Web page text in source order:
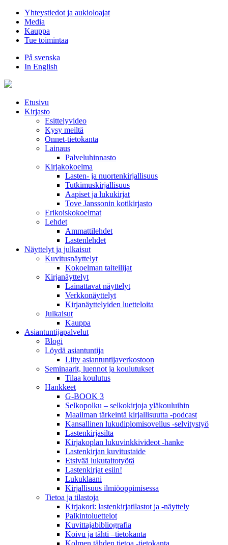
Hyppää
sisältöön
Yhteystiedot ja aukioloajat
Media
Kauppa
Tue toimintaa
På svenska
In English
Etusivu
Kirjasto
Esittelyvideo
Kysy meiltä
Onnet-tietokanta
Lainaus
Palveluhinnasto
Kirjakokoelma
Lasten- ja nuortenkirjallisuus
Tutkimuskirjallisuus
Aapiset ja lukukirjat
Tove Janssonin kotikirjasto
Erikoiskokoelmat
Lehdet
Ammattilehdet
Lastenlehdet
Näyttelyt ja julkaisut
Kuvitusnäyttelyt
Kokoelman taiteilijat
Kirjanäyttelyt
Lainattavat näyttelyt
Verkkonäyttelyt
Kirjanäyttelyiden luetteloita
Julkaisut
Kauppa
Asiantuntija­palvelut
Blogi
Löydä asiantuntija
Liity asiantuntijaverkostoon
Seminaarit, luennot ja koulutukset
Tilaa koulutus
Hankkeet
G-BOOK 3
Selkopolku – selkokirjoja yläkouluihin
Maailman tärkeintä kirjallisuutta -podcast
Kansallinen lukudiplomisovellus -selvitystyö
Lastenkirjasilta
Kirjakoplan lukuvinkkivideot -hanke
Lastenkirjan kuvitustaide
Etsivää lukutaitotyötä
Lastenkirjat esiin!
Lukuklaani
Kirjallisuus ilmiöoppimisessa
Tietoa ja tilastoja
Kirjakori: lastenkirjatilastot ja -näyttely
Palkintoluettelot
Kuvittaja­bibliografia
Koivu ja tähti –tietokanta
Kolmen tähden tietoa -tietokanta